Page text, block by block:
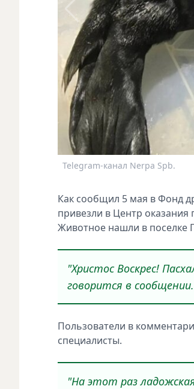
Telegram-канал Nerpa Spb.
Как сообщил 5 мая в Фонд
привезли в Центр
Животное нашли в поселке
"Христос Воскрес!
говорится в сообщении.
Пользователи в
специалисты.
"На этот раз